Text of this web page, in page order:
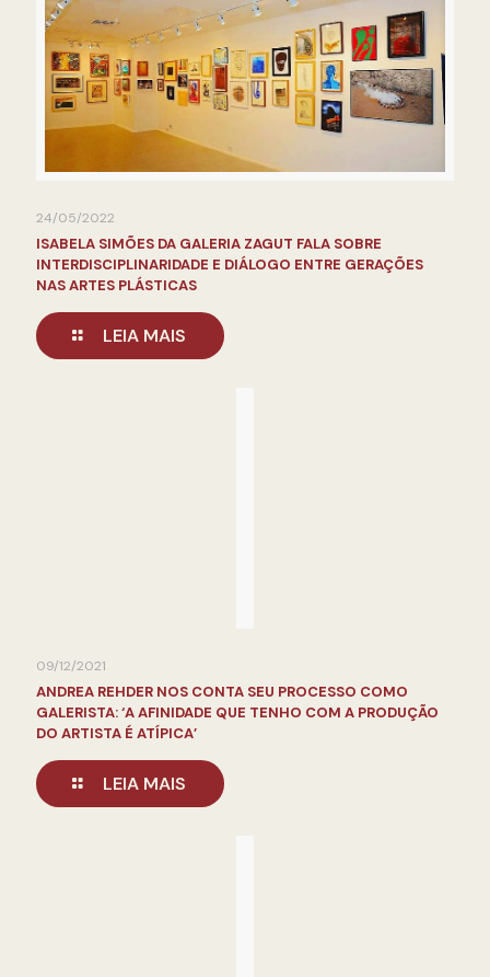
24/05/2022
ISABELA SIMÕES DA GALERIA ZAGUT FALA SOBRE
INTERDISCIPLINARIDADE E DIÁLOGO ENTRE GERAÇÕES
NAS ARTES PLÁSTICAS
LEIA MAIS
09/12/2021
ANDREA REHDER NOS CONTA SEU PROCESSO COMO
GALERISTA: ‘A AFINIDADE QUE TENHO COM A PRODUÇÃO
DO ARTISTA É ATÍPICA’
LEIA MAIS